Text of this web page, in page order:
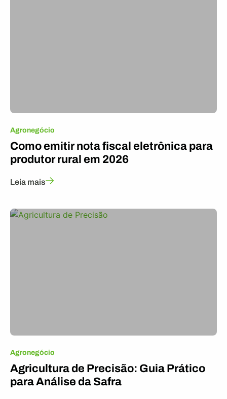
Agronegócio
Como emitir nota fiscal eletrônica para
produtor rural em 2026
Leia mais
Agronegócio
Agricultura de Precisão: Guia Prático
para Análise da Safra